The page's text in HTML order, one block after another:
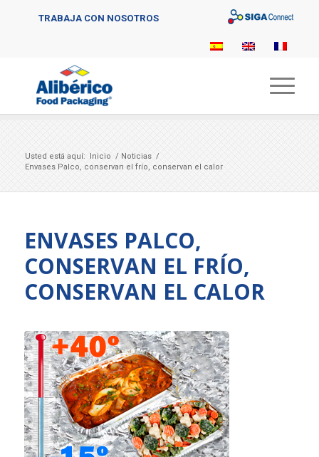
TRABAJA CON NOSOTROS
Usted está aquí: Inicio / Noticias /
Envases Palco, conservan el frío, conservan el calor
ENVASES PALCO,
CONSERVAN EL FRÍO,
CONSERVAN EL CALOR